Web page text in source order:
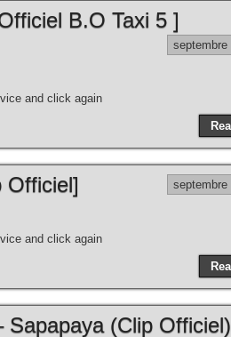
B.O Taxi 5 ]
septembre
and click again
Officiel] septembre
and click again
Sapapaya (Clip